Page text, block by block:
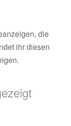
die
ihr diesen